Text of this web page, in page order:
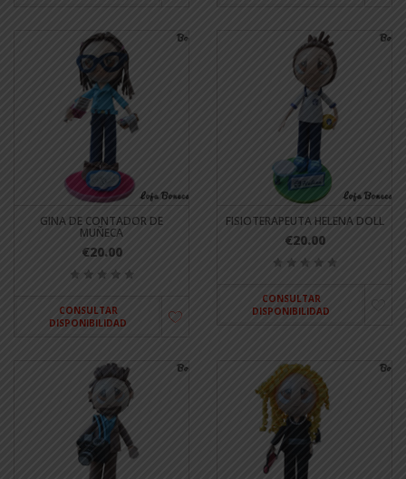
GINA DE CONTADOR DE
MUÑECA
€20.00
CONSULTAR
DISPONIBILIDAD
FISIOTERAPEUTA HELENA DOLL
€20.00
CONSULTAR
DISPONIBILIDAD